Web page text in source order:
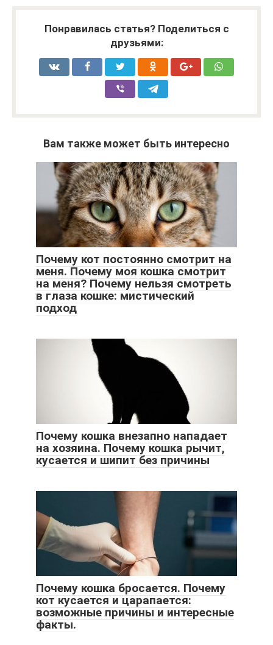
Понравилась статья? Поделиться с
друзьями:
Вам также может быть интересно
Почему кот постоянно смотрит на
меня. Почему моя кошка смотрит
на меня? Почему нельзя смотреть
в глаза кошке: мистический
подход
Почему кошка внезапно нападает
на хозяина. Почему кошка рычит,
кусается и шипит без причины
Почему кошка бросается. Почему
кот кусается и царапается:
возможные причины и интересные
факты.